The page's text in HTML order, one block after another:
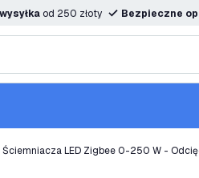
od 250 złoty Bezpieczne
LED Zigbee 0-250 W -